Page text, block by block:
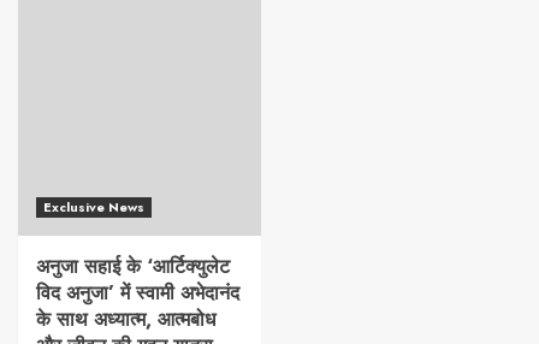
Exclusive News
अनुजा सहाई के ‘आर्टिक्युलेट
विद अनुजा’ में स्वामी अभेदानंद
के साथ अध्यात्म, आत्मबोध